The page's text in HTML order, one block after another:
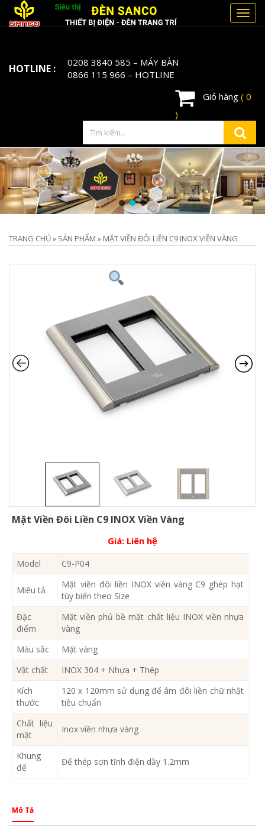
HOTLINE : 0208 3840 585 – MÁY BÀN
0866 115 966 – HOTLINE
Giỏ hàng ( 0
)
TRANG CHỦ» SẢN PHẨM » MẶT VIỀN ĐÔI LIỀN C9 INOX VIỀN VÀNG
Mặt Viền Đôi Liền C9 INOX Viền Vàng
Giá: Liên hệ
Model C9-P04
Miêu tả
Mặt viền đôi liền INOX viền vàng C9 ghép hạt
tùy biến theo Size
Đặc
điểm
Mặt viền phủ bề mặt chất liệu INOX viền nhựa
vàng
Màu sắc
Mặt vàng
Vật chất
INOX 304 + Nhựa + Thép
Kích
thước
120 x 120mm sử dụng đế âm đôi liền chữ nhật
tiêu chuẩn
Chất liệu
mặt
Inox viền nhựa vàng
Khung
đế
Đế thép sơn tĩnh điện dầy 1.2mm
Mô Tả